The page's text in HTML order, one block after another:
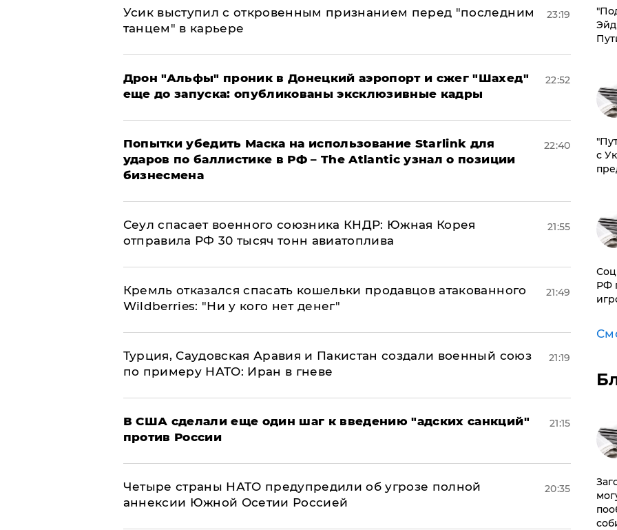
Усик выступил с откровенным признанием перед "последним
танцем" в карьере
23:19
Дрон "Альфы" проник в Донецкий аэропорт и сжег "Шахед"
еще до запуска: опубликованы эксклюзивные кадры
22:52
Попытки убедить Маска на использование Starlink для
ударов по баллистике в РФ – The Atlantic узнал о позиции
бизнесмена
22:40
​Сеул спасает военного союзника КНДР: Южная Корея
отправила РФ 30 тысяч тонн авиатоплива
21:55
Кремль отказался спасать кошельки продавцов атакованного
Wildberries: "Ни у кого нет денег"
21:49
Турция, Саудовская Аравия и Пакистан создали военный союз
по примеру НАТО: Иран в гневе
21:19
В США сделали еще один шаг к введению "адских санкций"
против России
21:15
Четыре страны НАТО предупредили об угрозе полной
аннексии Южной Осетии Россией
20:35
с
РФ